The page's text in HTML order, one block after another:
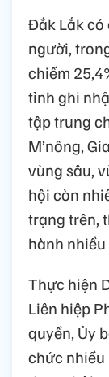
Đắk Lắk có
người,
chiếm
tỉnh ghi
tập trung
M’nông,
vùng sâu,
hội còn
trạng trên,
hành
Thực hiện
Liên hiệp
quyền, Ủy
chức nhiều